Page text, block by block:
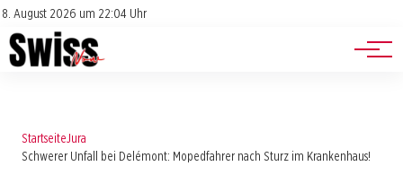
8. August 2026 um 22:04 Uhr
Impressum
Datenschutz
Jobs
Events
StartseiteJura
Schwerer Unfall bei Delémont: Mopedfahrer nach Sturz im Krankenhaus!